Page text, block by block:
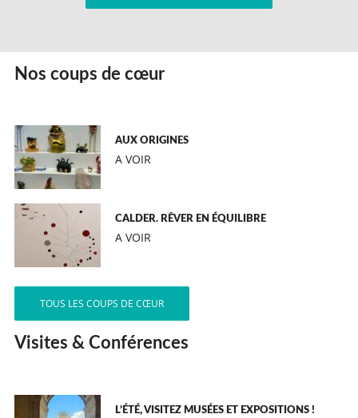
Nos coups de cœur
AUX ORIGINES
A VOIR
CALDER. RÊVER EN ÉQUILIBRE
A VOIR
TOUS LES COUPS DE CŒUR
Visites & Conférences
L’ÉTÉ, VISITEZ MUSÉES ET EXPOSITIONS !